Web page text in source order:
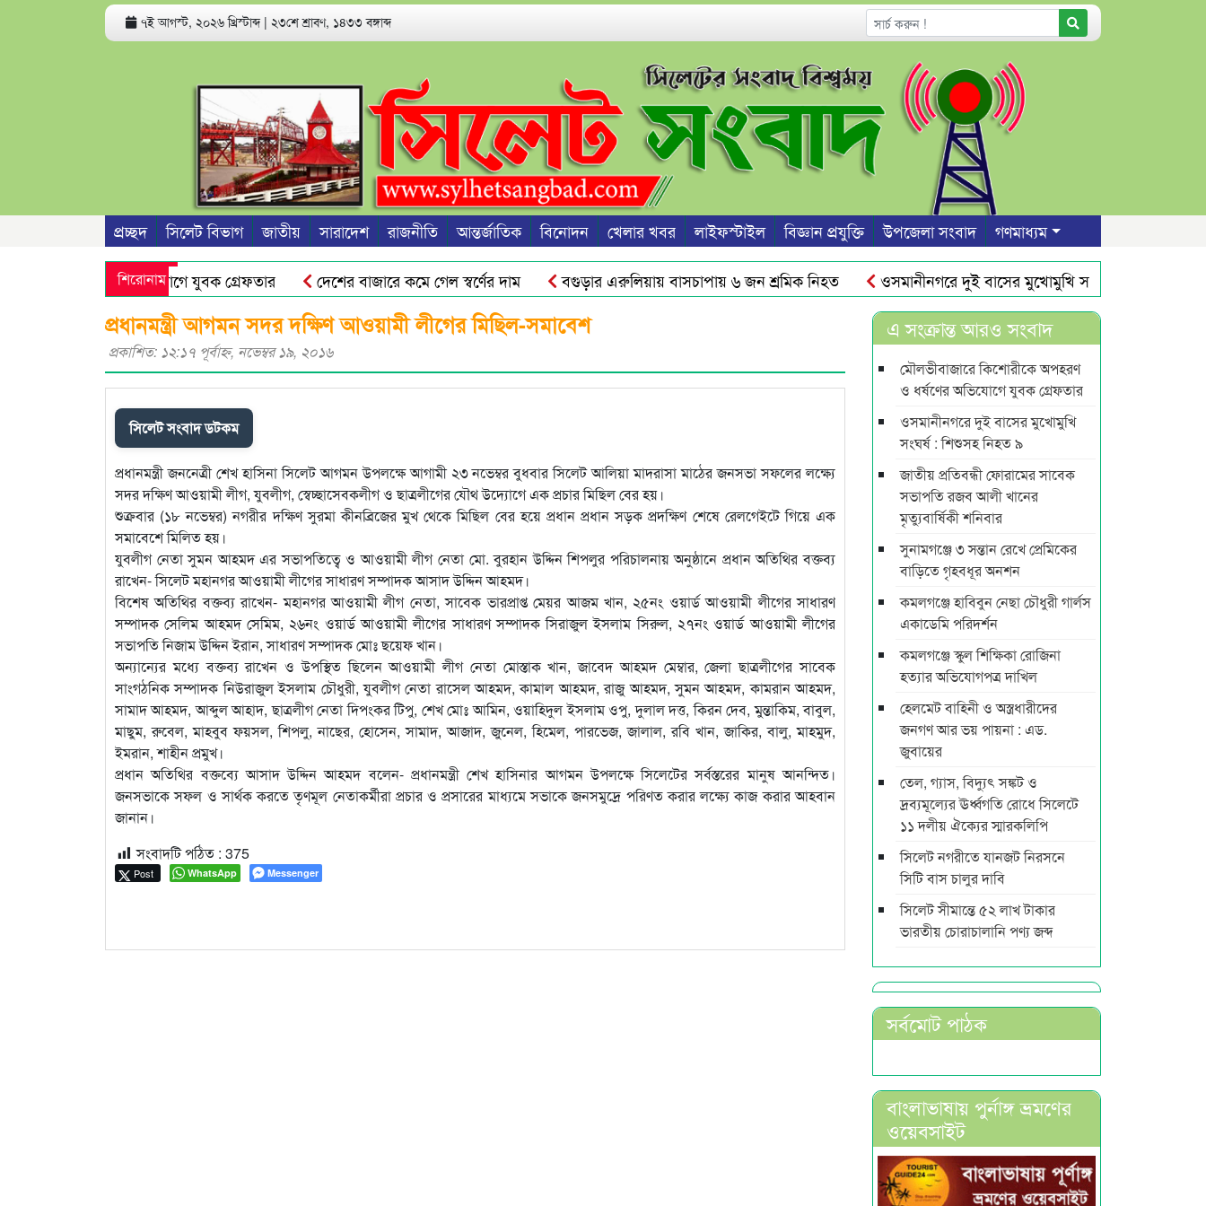
৭ই আগস্ট, ২০২৬ খ্রিস্টাব্দ | ২৩শে শ্রাবণ, ১৪৩৩ বঙ্গাব্দ
প্রচ্ছদ সিলেট বিভাগ জাতীয় সারাদেশ রাজনীতি আন্তর্জাতিক বিনোদন খেলার খবর লাইফস্টাইল বিজ্ঞান প্রযুক্তি উপজেলা সংবাদ গণমাধ্যম
শিরোনাম
ও ধর্ষণের অভিযোগে যুবক গ্রেফতার দেশের বাজারে কমে গেল স্বর্ণের দাম বগুড়ার এরুলিয়ায় বাসচাপায় ৬ জন শ্রমিক নিহত
ওসমানীনগরে দুই বাসের মুখোমুখি সংঘর্ষ : শিশুসহ নিহত ৯
প্রভাষক পরিচয়ে খাতা মূল্যায়ন, আসলে কলেজের অফিস সহকারী! কানাডায় বিশ্বনাথ এসোসিয়েশনের আহবায়ক
প্রধানমন্ত্রী আগমন সদর দক্ষিণ আওয়ামী লীগের মিছিল-সমাবেশ
প্রকাশিত: ১২:১৭ পূর্বাহ্ণ, নভেম্বর ১৯, ২০১৬
সিলেট সংবাদ ডটকম
প্রধানমন্ত্রী জননেত্রী শেখ হাসিনা সিলেট আগমন উপলক্ষে আগামী ২৩ নভেম্বর বুধবার সিলেট আলিয়া মাদরাসা মাঠের জনসভা সফলের লক্ষ্যে
সদর দক্ষিণ আওয়ামী লীগ, যুবলীগ, স্বেচ্ছাসেবকলীগ ও ছাত্রলীগের যৌথ উদ্যোগে এক প্রচার মিছিল বের হয়।
শুক্রবার (১৮ নভেম্বর) নগরীর দক্ষিণ সুরমা কীনব্রিজের মুখ থেকে মিছিল বের হয়ে প্রধান প্রধান সড়ক প্রদক্ষিণ শেষে রেলগেইটে গিয়ে এক
সমাবেশে মিলিত হয়।
যুবলীগ নেতা সুমন আহমদ এর সভাপতিত্বে ও আওয়ামী লীগ নেতা মো. বুরহান উদ্দিন শিপলুর পরিচালনায় অনুষ্ঠানে প্রধান অতিথির বক্তব্য
রাখেন- সিলেট মহানগর আওয়ামী লীগের সাধারণ সম্পাদক আসাদ উদ্দিন আহমদ।
বিশেষ অতিথির বক্তব্য রাখেন- মহানগর আওয়ামী লীগ নেতা, সাবেক ভারপ্রাপ্ত মেয়র আজম খান, ২৫নং ওয়ার্ড আওয়ামী লীগের সাধারণ
সম্পাদক সেলিম আহমদ সেমিম, ২৬নং ওয়ার্ড আওয়ামী লীগের সাধারণ সম্পাদক সিরাজুল ইসলাম সিরুল, ২৭নং ওয়ার্ড আওয়ামী লীগের
সভাপতি নিজাম উদ্দিন ইরান, সাধারণ সম্পাদক মোঃ ছয়েফ খান।
অন্যান্যের মধ্যে বক্তব্য রাখেন ও উপস্থিত ছিলেন আওয়ামী লীগ নেতা মোস্তাক খান, জাবেদ আহমদ মেম্বার, জেলা ছাত্রলীগের সাবেক
সাংগঠনিক সম্পাদক নিউরাজুল ইসলাম চৌধুরী, যুবলীগ নেতা রাসেল আহমদ, কামাল আহমদ, রাজু আহমদ, সুমন আহমদ, কামরান আহমদ,
সামাদ আহমদ, আব্দুল আহাদ, ছাত্রলীগ নেতা দিপংকর টিপু, শেখ মোঃ আমিন, ওয়াহিদুল ইসলাম ওপু, দুলাল দত্ত, কিরন দেব, মুন্তাকিম, বাবুল,
মাছুম, রুবেল, মাহবুব ফয়সল, শিপলু, নাছের, হোসেন, সামাদ, আজাদ, জুনেল, হিমেল, পারভেজ, জালাল, রবি খান, জাকির, বালু, মাহমুদ,
ইমরান, শাহীন প্রমুখ।
প্রধান অতিথির বক্তব্যে আসাদ উদ্দিন আহমদ বলেন- প্রধানমন্ত্রী শেখ হাসিনার আগমন উপলক্ষে সিলেটের সর্বস্তরের মানুষ আনন্দিত।
জনসভাকে সফল ও সার্থক করতে তৃণমূল নেতাকর্মীরা প্রচার ও প্রসারের মাধ্যমে সভাকে জনসমুদ্রে পরিণত করার লক্ষ্যে কাজ করার আহবান
জানান।
সংবাদটি পঠিত : 375
Post WhatsApp Messenger
এ সংক্রান্ত আরও সংবাদ
মৌলভীবাজারে কিশোরীকে অপহরণ
ও ধর্ষণের অভিযোগে যুবক গ্রেফতার
ওসমানীনগরে দুই বাসের মুখোমুখি
সংঘর্ষ : শিশুসহ নিহত ৯
জাতীয় প্রতিবন্ধী ফোরামের সাবেক
সভাপতি রজব আলী খানের
মৃত্যুবার্ষিকী শনিবার
সুনামগঞ্জে ৩ সন্তান রেখে প্রেমিকের
বাড়িতে গৃহবধূর অনশন
কমলগঞ্জে হাবিবুন নেছা চৌধুরী গার্লস
একাডেমি পরিদর্শন
কমলগঞ্জে স্কুল শিক্ষিকা রোজিনা
হত্যার অভিযোগপত্র দাখিল
হেলমেট বাহিনী ও অস্ত্রধারীদের
জনগণ আর ভয় পায়না : এড.
জুবায়ের
তেল, গ্যাস, বিদ্যুৎ সঙ্কট ও
দ্রব্যমূল্যের ঊর্ধ্বগতি রোধে সিলেটে
১১ দলীয় ঐক্যের স্মারকলিপি
সিলেট নগরীতে যানজট নিরসনে
সিটি বাস চালুর দাবি
সিলেট সীমান্তে ৫২ লাখ টাকার
ভারতীয় চোরাচালানি পণ্য জব্দ
সর্বমোট পাঠক
বাংলাভাষায় পুর্নাঙ্গ ভ্রমণের
ওয়েবসাইট